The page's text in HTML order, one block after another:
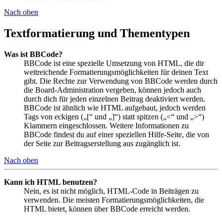
Nach oben
Textformatierung und Thementypen
Was ist BBCode?
BBCode ist eine spezielle Umsetzung von HTML, die dir
weitreichende Formatierungsmöglichkeiten für deinen Text
gibt. Die Rechte zur Verwendung von BBCode werden durch
die Board-Administration vergeben, können jedoch auch
durch dich für jeden einzelnen Beitrag deaktiviert werden.
BBCode ist ähnlich wie HTML aufgebaut, jedoch werden
Tags von eckigen („[“ und „]“) statt spitzen („<“ und „>“)
Klammern eingeschlossen. Weitere Informationen zu
BBCode findest du auf einer speziellen Hilfe-Seite, die von
der Seite zur Beitragserstellung aus zugänglich ist.
Nach oben
Kann ich HTML benutzen?
Nein, es ist nicht möglich, HTML-Code in Beiträgen zu
verwenden. Die meisten Formatierungsmöglichkeiten, die
HTML bietet, können über BBCode erreicht werden.